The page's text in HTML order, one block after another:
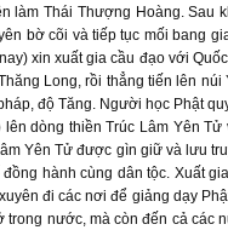
làm Thái Thượng Hoàng.
bờ cõi và tiếp tục mối bang
xin xuất gia cầu đạo với
Long, rồi thẳng tiến lên
độ Tăng. Người học Phật
dòng thiền Trúc Lâm Yên
Yên Tử được gìn giữ và lưu
hành cùng dân tộc. Xuất
đi các nơi để giảng dạy
trong nước, mà còn đến cả các